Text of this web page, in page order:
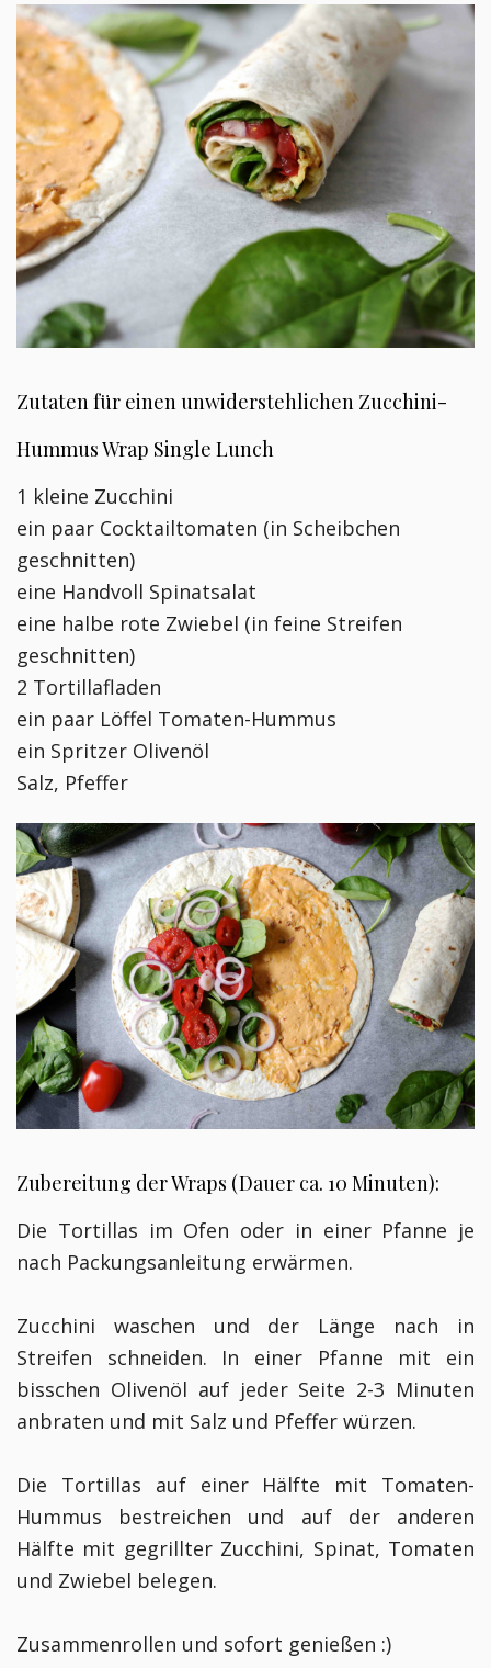
Zutaten für einen unwiderstehlichen Zucchini-
Hummus Wrap Single Lunch
1 kleine Zucchini
ein paar Cocktailtomaten (in Scheibchen
geschnitten)
eine Handvoll Spinatsalat
eine halbe rote Zwiebel (in feine Streifen
geschnitten)
2 Tortillafladen
ein paar Löffel Tomaten-Hummus
ein Spritzer Olivenöl
Salz, Pfeffer
Zubereitung der Wraps (Dauer ca. 10 Minuten):
Die Tortillas im Ofen oder in einer Pfanne je
nach Packungsanleitung erwärmen.
Zucchini waschen und der Länge nach in
Streifen schneiden. In einer Pfanne mit ein
bisschen Olivenöl auf jeder Seite 2-3 Minuten
anbraten und mit Salz und Pfeffer würzen.
Die Tortillas auf einer Hälfte mit Tomaten-
Hummus bestreichen und auf der anderen
Hälfte mit gegrillter Zucchini, Spinat, Tomaten
und Zwiebel belegen.
Zusammenrollen und sofort genießen :)